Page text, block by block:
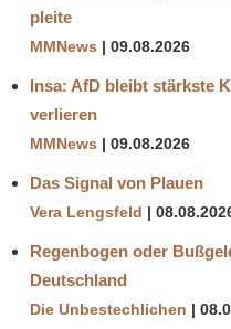
pleite
MMNews 09.08.2026
Insa: AfD bleibt stärkste
verlieren
MMNews 09.08.2026
Das Signal von Plauen
Vera Lengsfeld
Regenbogen oder
Deutschland
Die Unbestechlichen